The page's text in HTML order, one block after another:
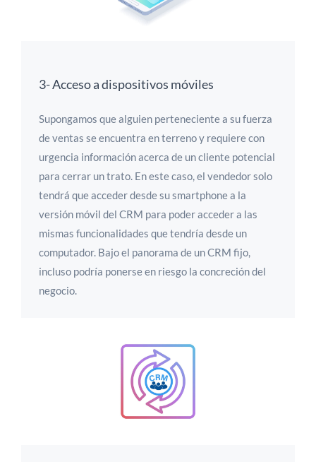
3- Acceso a dispositivos móviles
Supongamos que alguien perteneciente a su fuerza
de ventas se encuentra en terreno y requiere con
urgencia información acerca de un cliente potencial
para cerrar un trato. En este caso, el vendedor solo
tendrá que acceder desde su smartphone a la
versión móvil del CRM para poder acceder a las
mismas funcionalidades que tendría desde un
computador. Bajo el panorama de un CRM fijo,
incluso podría ponerse en riesgo la concreción del
negocio.